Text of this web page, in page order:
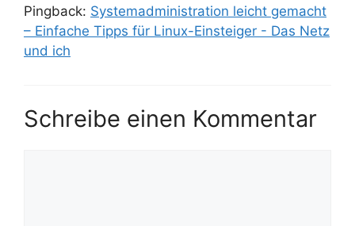
Pingback: Systemadministration leicht gemacht
– Einfache Tipps für Linux-Einsteiger - Das Netz
und ich
Schreibe einen Kommentar